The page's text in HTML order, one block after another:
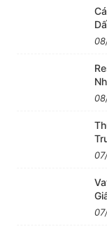
Ưu điểm và